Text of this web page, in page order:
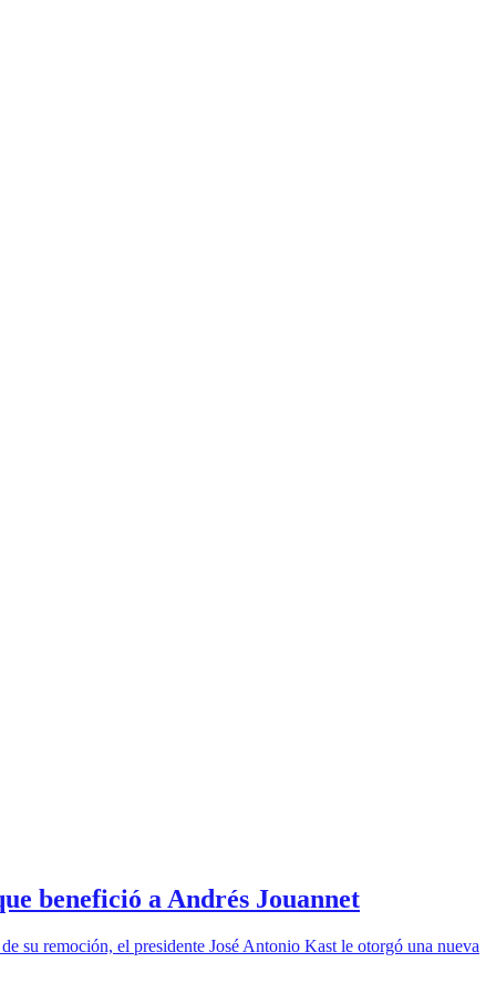
benefició a Andrés Jouannet
su remoción, el presidente José Antonio Kast le otorgó una nueva